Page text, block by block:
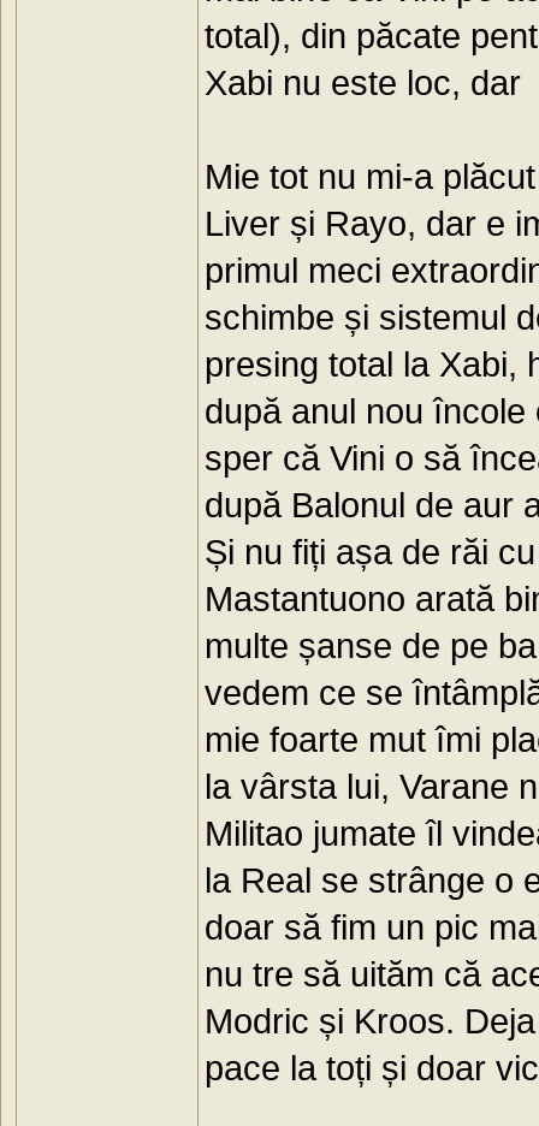
total), din păcate
Xabi nu este loc,
Mie tot nu mi-a
Liver și Rayo, dar e
primul meci
schimbe și sistemul
presing total la Xabi,
după anul nou
sper că Vini o să
după Balonul de aur
Și nu fiți așa de răi
Mastantuono arată
multe șanse de pe
vedem ce se
mie foarte mut îmi
la vârsta lui, Varane
Militao jumate îl
la Real se strânge o
doar să fim un pic
nu tre să uităm că
Modric și Kroos.
pace la toți și doar